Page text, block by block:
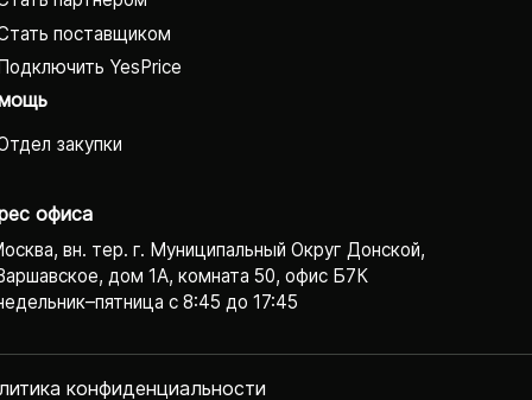
поставщиком
YesPrice
закупки
офиса
вн. тер. г. Муниципальный Округ Донской,
дом 1А, комната 50, офис Б7К
с 8:45 до 17:45
конфиденциаль­ности